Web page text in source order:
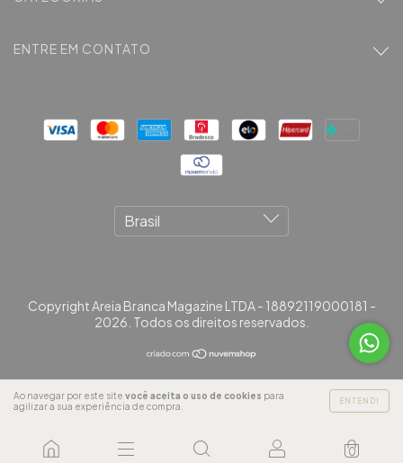
Ao navegar por este site você aceita o uso de cookies para
agilizar a sua experiência de compra.
ENTENDI
0
ENTRE EM CONTATO
Copyright Areia Branca Magazine LTDA - 18892119000181 -
2026. Todos os direitos reservados.